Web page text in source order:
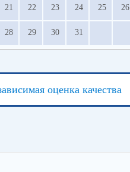
21 22 23 24 25 26
28 29 30 31
оценка качества